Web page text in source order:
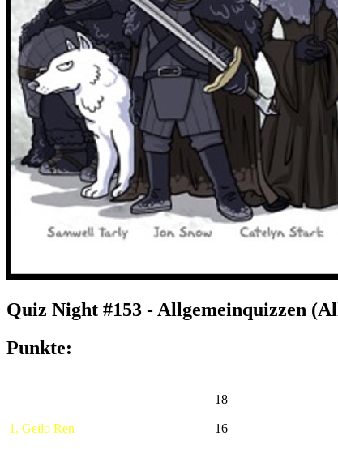
Quiz Night #153 - Allgemeinquizzen
Punkte:
1. Geilo Ren
18
16